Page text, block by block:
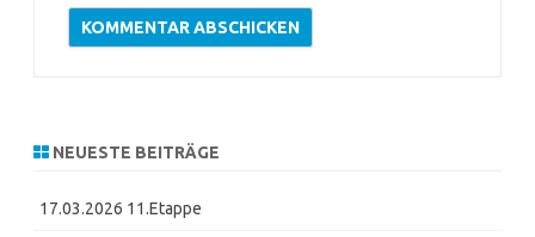
NEUESTE BEITRÄGE
17.03.2026 11.Etappe